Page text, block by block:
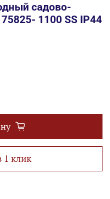
садово-
1100 SS IP44
1 клик